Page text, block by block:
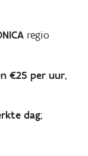
regio
€25 per uur,
dag;